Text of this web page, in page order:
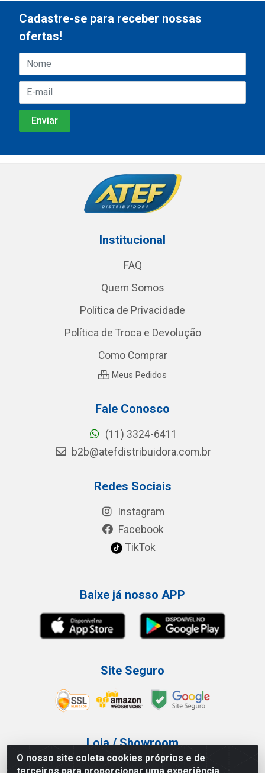
O nosso site coleta cookies próprios e de
Cadastre-se para receber nossas
ofertas!
Institucional
FAQ
Quem Somos
Política de Privacidade
Política de Troca e Devolução
Como Comprar
Meus Pedidos
Fale Conosco
(11) 3324-6411
b2b@atefdistribuidora.com.br
Redes Sociais
Instagram
Facebook
TikTok
Baixe já nosso APP
Site Seguro
Loja / Showroom
Tel.: (11) 3227-0546